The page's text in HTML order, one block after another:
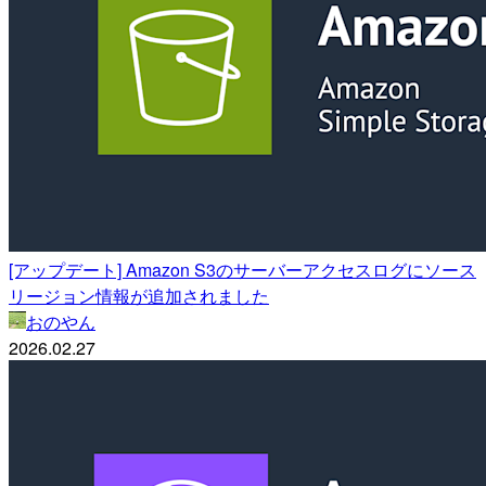
[アップデート] Amazon S3のサーバーアクセスログにソース
リージョン情報が追加されました
おのやん
2026.02.27